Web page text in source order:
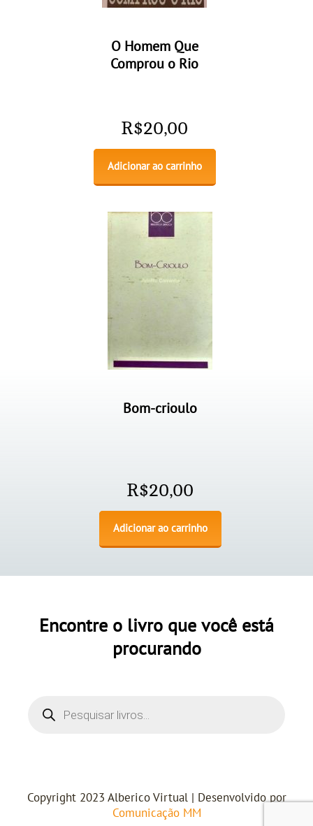
O Homem Que
Comprou o Rio
R$20,00
Adicionar ao carrinho
Bom-crioulo
R$20,00
Adicionar ao carrinho
Encontre o livro que você está
procurando
Copyright 2023 Alberico Virtual | Desenvolvido por
Comunicação MM